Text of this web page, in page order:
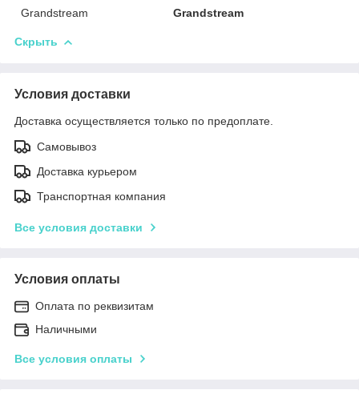
Grandstream
Grandstream
Скрыть
Условия доставки
Доставка осуществляется только по предоплате.
Самовывоз
Доставка курьером
Транспортная компания
Все условия доставки
Условия оплаты
Оплата по реквизитам
Наличными
Все условия оплаты